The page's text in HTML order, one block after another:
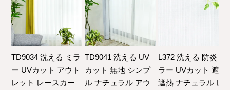
TD9034 洗える ミラ
ー UVカット アウト
レット レースカー
TD9041 洗える UV
カット 無地 シンプ
ル ナチュラル アウ
L372 洗える 防炎 ミ
ラー UVカット 遮像
遮熱 ナチュラル レ